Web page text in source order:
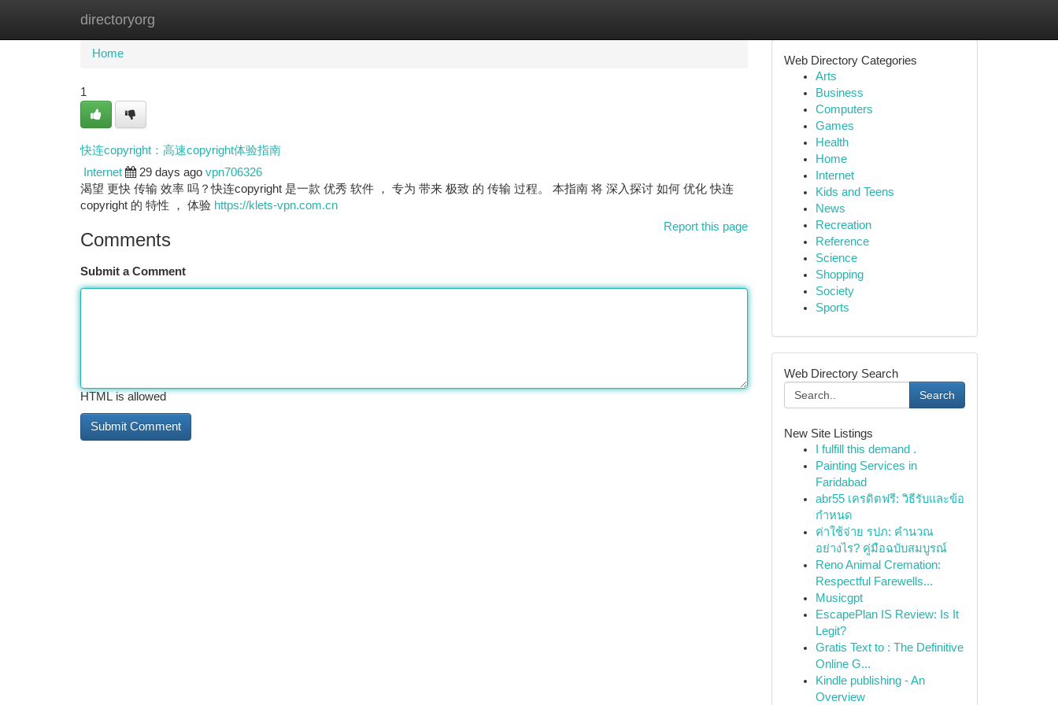
directoryorg
Home
Home
1
快连copyright：高速copyright体验指南
Internet 29 days ago vpn706326
渴望 更快 传输 效率 吗？快连copyright 是一款 优秀 软件 ， 专为 带来 极致 的 传输 过程。 本指南 将 深入探讨 如何 优化 快连
copyright 的 特性 ， 体验 https://klets-vpn.com.cn
Report this page
Comments
Submit a Comment
HTML is allowed
Web Directory Categories
Arts
Business
Computers
Games
Health
Home
Internet
Kids and Teens
News
Recreation
Reference
Science
Shopping
Society
Sports
Web Directory Search
Search
New Site Listings
I fulfill this demand .
Painting Services in
Faridabad
abr55 เครดิตฟรี: วิธีรับและข้อ
กำหนด
ค่าใช้จ่าย รปภ: คำนวณ
อย่างไร? คู่มือฉบับสมบูรณ์
Reno Animal Cremation:
Respectful Farewells...
Musicgpt
EscapePlan IS Review: Is It
Legit?
Gratis Text to : The Definitive
Online G...
Kindle publishing - An
Overview